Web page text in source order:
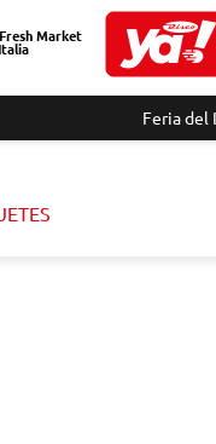
Market
Feria del